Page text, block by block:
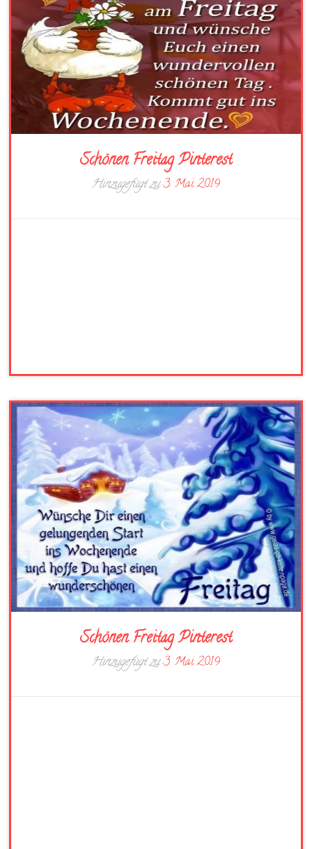
Schönen Freitag Pinterest
Hinzugefügt zu3. Mai 2019
Schönen Freitag Pinterest
Hinzugefügt zu3. Mai 2019